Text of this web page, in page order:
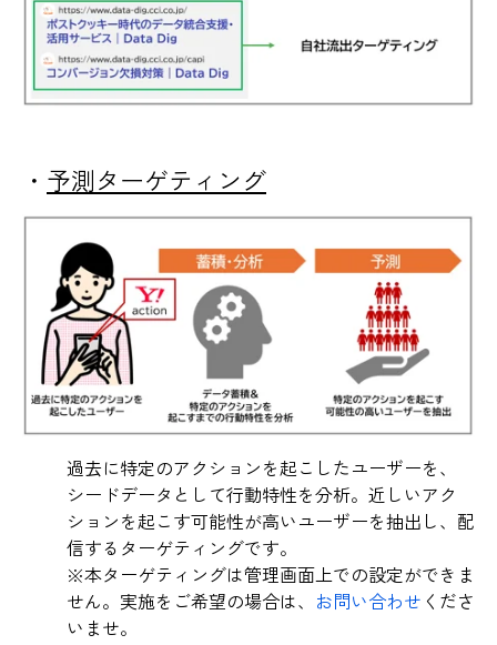
・ 予測ターゲティング
過去に特定のアクションを起こしたユーザーを、
シードデータとして行動特性を分析。近しいアク
ションを起こす可能性が高いユーザーを抽出し、配
信するターゲティングです。
※本ターゲティングは管理画面上での設定ができま
せん。実施をご希望の場合は、 お問い合わせ くださ
いませ。